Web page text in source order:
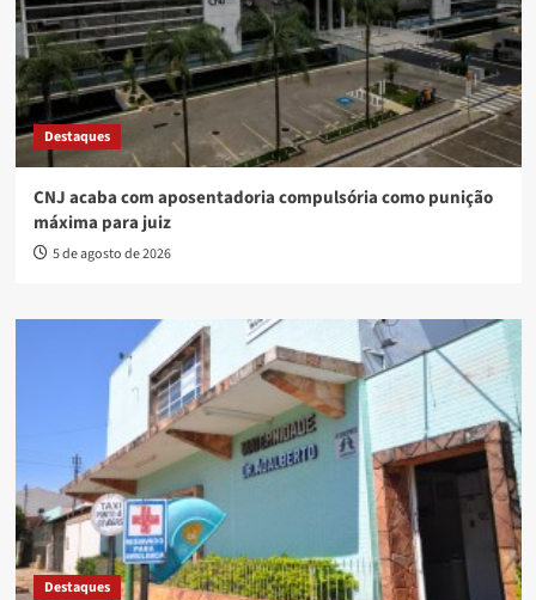
Destaques
CNJ acaba com aposentadoria compulsória como punição
máxima para juiz
5 de agosto de 2026
Destaques